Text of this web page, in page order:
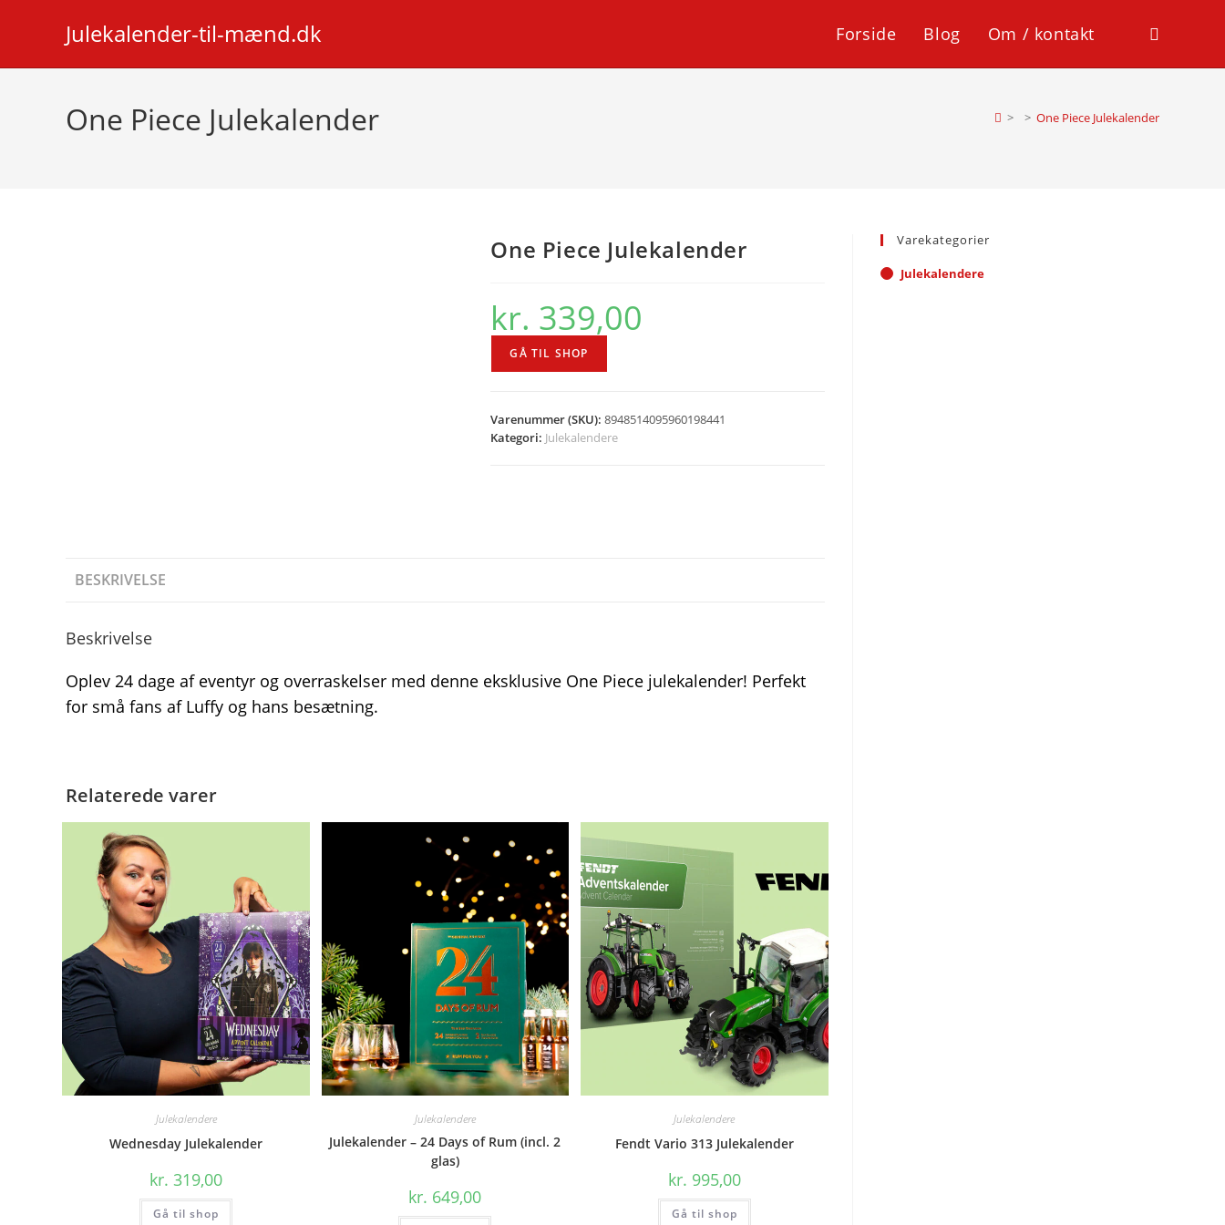
Julekalender-til-mænd.dk Forside Blog Om / kontakt Toggle
One Piece Julekalender > > One Piece Julekalender
One Piece Julekalender
kr. 339,00
GÅ TIL SHOP
Varenummer (SKU):8948514095960198441
Kategori: Julekalendere
BESKRIVELSE
Beskrivelse
Oplev 24 dage af eventyr og overraskelser med denne eksklusive One Piece julekalender! Perfekt
for små fans af Luffy og hans besætning.
Relaterede varer
Julekalendere
Wednesday Julekalender
kr. 319,00
Gå til shop
Julekalendere
Julekalender – 24 Days of Rum (incl. 2
glas)
kr. 649,00
Julekalendere
Fendt Vario 313 Julekalender
kr. 995,00
Gå til shop
Varekategorier
Julekalendere